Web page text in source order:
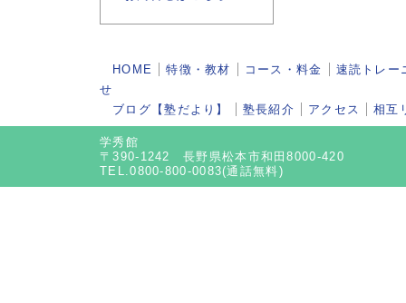
HOME 特徴・教材 コース・料金
速読トレー
せ
ブログ【塾だより】
塾長紹介 アクセス 相互
学秀館
〒390-1242 長野県松本市和田8000-420
TEL.0800-800-0083(通話無料)